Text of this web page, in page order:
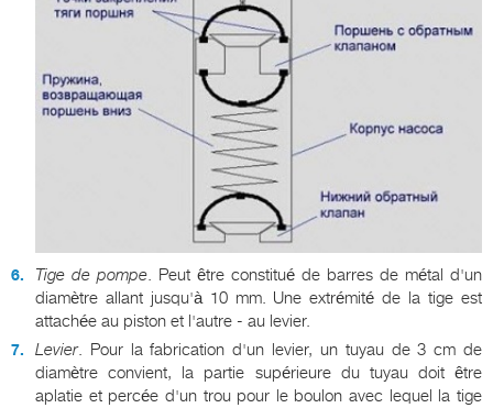
Tige de pompe. Peut être constitué de barres de métal d'un
diamètre allant jusqu'à 10 mm. Une extrémité de la tige est
attachée au piston et l'autre - au levier.
Levier. Pour la fabrication d'un levier, un tuyau de 3 cm de
diamètre convient, la partie supérieure du tuyau doit être
aplatie et percée d'un trou pour le boulon avec lequel la tige